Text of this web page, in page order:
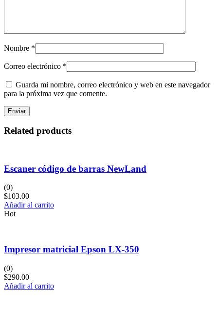
Nombre *
Correo electrónico *
Guarda mi nombre, correo electrónico y web en este navegador
para la próxima vez que comente.
Related products
Escaner código de barras NewLand
(0)
$103.00
Añadir al carrito
Hot
Impresor matricial Epson LX-350
(0)
$290.00
Añadir al carrito